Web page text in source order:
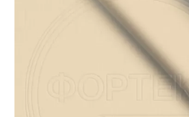
Ткань Твил-сатин гладкокрашеный
Преимущества ткани твил-сатин
презентабельность сохраняется